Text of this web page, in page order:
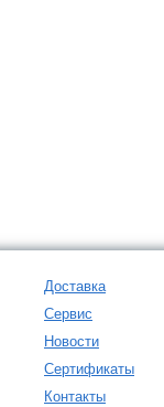
Доставка
Сервис
Новости
Сертификаты
Контакты